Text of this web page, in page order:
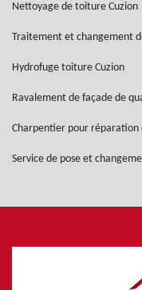
Nettoyage de toiture Cuzion
Traitement et changement
Hydrofuge toiture Cuzion
Ravalement de façade de
Charpentier pour
Service de pose et